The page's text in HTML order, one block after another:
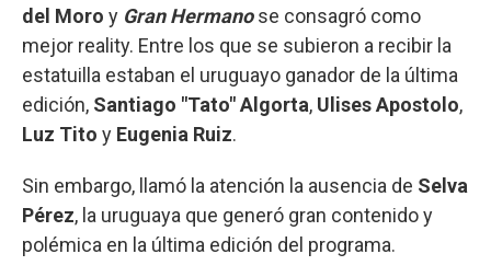
del Moro y Gran Hermanose consagró como
mejor reality. Entre los que se subieron a recibir la
estatuilla estaban el uruguayo ganador de la última
edición, Santiago "Tato" Algorta, Ulises Apostolo,
Luz Tito y Eugenia Ruiz.
Sin embargo, llamó la atención la ausencia de Selva
Pérez, la uruguaya que generó gran contenido y
polémica en la última edición del programa.